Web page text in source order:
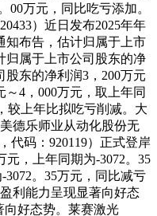
00万元，同比吃亏添加。
）近日发布2025年年
知布告，估计归属于上市
归属于上市公司股东的净
股东的净利润3，200万元
4，000万元，取上年同
较上年比拟吃亏削减。大
德乐师业从动化股份无
代码：920119）正式登岸
元，上年同期为-3072。35
3072。35万元，同比减亏
利能力呈现显著向好态
向好态势。莱赛激光